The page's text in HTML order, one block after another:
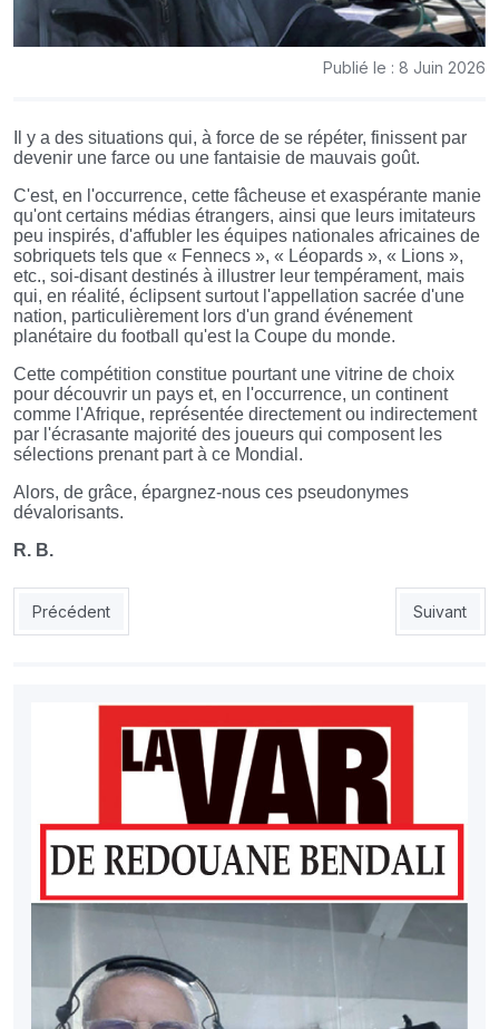
Publié le : 8 Juin 2026
Il y a des situations qui, à force de se répéter, finissent par
devenir une farce ou une fantaisie de mauvais goût.
C'est, en l'occurrence, cette fâcheuse et exaspérante manie
qu'ont certains médias étrangers, ainsi que leurs imitateurs
peu inspirés, d'affubler les équipes nationales africaines de
sobriquets tels que « Fennecs », « Léopards », « Lions »,
etc., soi-disant destinés à illustrer leur tempérament, mais
qui, en réalité, éclipsent surtout l'appellation sacrée d'une
nation, particulièrement lors d'un grand événement
planétaire du football qu'est la Coupe du monde.
Cette compétition constitue pourtant une vitrine de choix
pour découvrir un pays et, en l'occurrence, un continent
comme l'Afrique, représentée directement ou indirectement
par l'écrasante majorité des joueurs qui composent les
sélections prenant part à ce Mondial.
Alors, de grâce, épargnez-nous ces pseudonymes
dévalorisants.
R. B.
Article précédent : UN NOUVEAU SYSTÈME, OUI MAIS...
Précédent Article
Suivant